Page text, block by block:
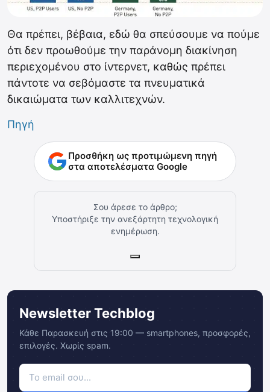
Θα πρέπει, βέβαια, εδώ θα σπεύσουμε να πούμε
ότι δεν προωθούμε την παράνομη διακίνηση
περιεχομένου στο ίντερνετ, καθώς πρέπει
πάντοτε να σεβόμαστε τα πνευματικά
δικαιώματα των καλλιτεχνών.
Πηγή
Προσθήκη ως προτιμώμενη πηγή
στα αποτελέσματα Google
Σου άρεσε το άρθρο;
Υποστήριξε την ανεξάρτητη τεχνολογική
ενημέρωση.
Newsletter Techblog
Κάθε Παρασκευή στις 19:00 — smartphones, προσφορές,
επιλογές. Χωρίς spam.